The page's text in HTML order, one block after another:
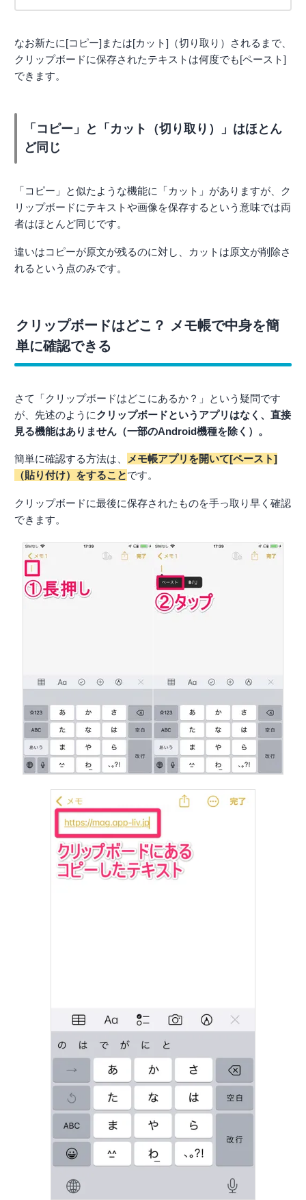
なお新たに[コピー]または[カット]（切り取り）されるまで、
クリップボードに保存されたテキストは何度でも[ペースト]
できます。
「コピー」と「カット（切り取り）」はほとん
ど同じ
「コピー」と似たような機能に「カット」がありますが、ク
リップボードにテキストや画像を保存するという意味では両
者はほとんど同じです。
違いはコピーが原文が残るのに対し、カットは原文が削除さ
れるという点のみです。
クリップボードはどこ？ メモ帳で中身を簡
単に確認できる
さて「クリップボードはどこにあるか？」という疑問です
が、先述のようにクリップボードというアプリはなく、直接
見る機能はありません（一部のAndroid機種を除く）。
簡単に確認する方法は、
メモ帳アプリを開いて[ペースト]
（貼り付け）をすることです。
クリップボードに最後に保存されたものを手っ取り早く確認
できます。